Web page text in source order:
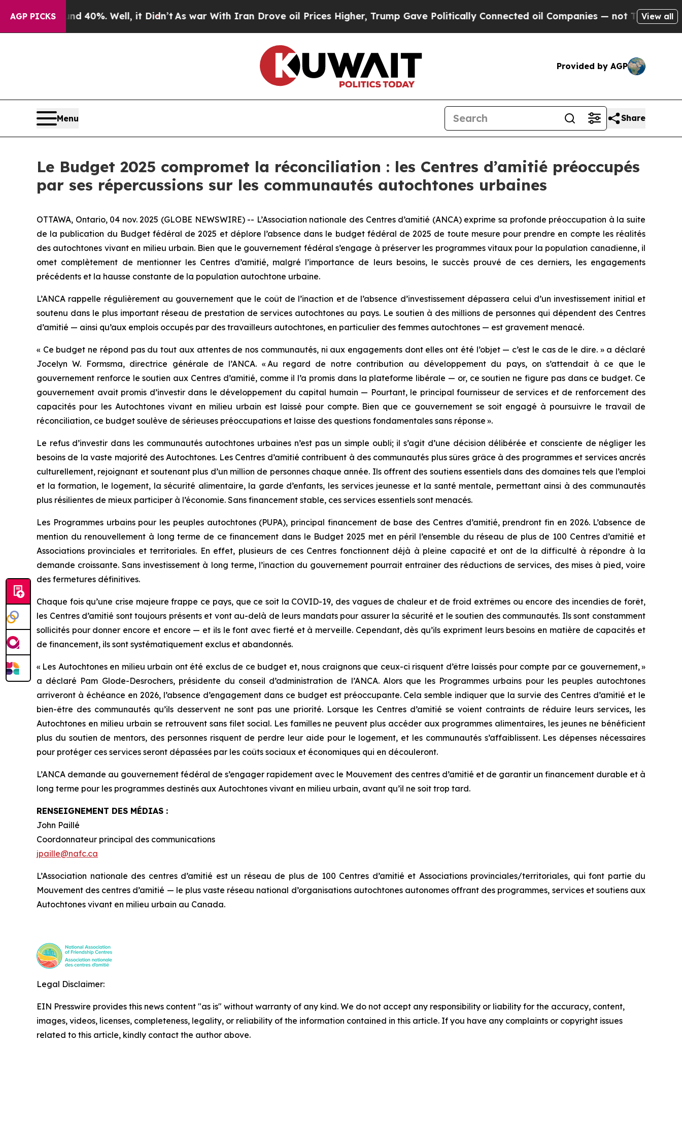
AGP PICKS
Around 40%. Well, it Didn’t As war With Iran Drove oil Prices Higher, Trump Gave Politically Connected oil Companies — not Taxpayers — the
View all
Provided by AGP
Menu Share
Le Budget 2025 compromet la réconciliation : les Centres d’amitié préoccupés
par ses répercussions sur les communautés autochtones urbaines
OTTAWA, Ontario, 04 nov. 2025 (GLOBE NEWSWIRE) -- L’Association nationale des Centres d’amitié (ANCA) exprime sa profonde préoccupation à la suite
de la publication du Budget fédéral de 2025 et déplore l’absence dans le budget fédéral de 2025 de toute mesure pour prendre en compte les réalités
des autochtones vivant en milieu urbain. Bien que le gouvernement fédéral s’engage à préserver les programmes vitaux pour la population canadienne, il
omet complètement de mentionner les Centres d’amitié, malgré l’importance de leurs besoins, le succès prouvé de ces derniers, les engagements
précédents et la hausse constante de la population autochtone urbaine.
L’ANCA rappelle régulièrement au gouvernement que le coût de l’inaction et de l’absence d’investissement dépassera celui d’un investissement initial et
soutenu dans le plus important réseau de prestation de services autochtones au pays. Le soutien à des millions de personnes qui dépendent des Centres
d’amitié — ainsi qu’aux emplois occupés par des travailleurs autochtones, en particulier des femmes autochtones — est gravement menacé.
« Ce budget ne répond pas du tout aux attentes de nos communautés, ni aux engagements dont elles ont été l’objet — c’est le cas de le dire. » a déclaré
Jocelyn W. Formsma, directrice générale de l’ANCA. « Au regard de notre contribution au développement du pays, on s’attendait à ce que le
gouvernement renforce le soutien aux Centres d’amitié, comme il l’a promis dans la plateforme libérale — or, ce soutien ne figure pas dans ce budget. Ce
gouvernement avait promis d’investir dans le développement du capital humain — Pourtant, le principal fournisseur de services et de renforcement des
capacités pour les Autochtones vivant en milieu urbain est laissé pour compte. Bien que ce gouvernement se soit engagé à poursuivre le travail de
réconciliation, ce budget soulève de sérieuses préoccupations et laisse des questions fondamentales sans réponse ».
Le refus d’investir dans les communautés autochtones urbaines n’est pas un simple oubli; il s’agit d’une décision délibérée et consciente de négliger les
besoins de la vaste majorité des Autochtones. Les Centres d’amitié contribuent à des communautés plus sûres grâce à des programmes et services ancrés
culturellement, rejoignant et soutenant plus d’un million de personnes chaque année. Ils offrent des soutiens essentiels dans des domaines tels que l’emploi
et la formation, le logement, la sécurité alimentaire, la garde d’enfants, les services jeunesse et la santé mentale, permettant ainsi à des communautés
plus résilientes de mieux participer à l’économie. Sans financement stable, ces services essentiels sont menacés.
Les Programmes urbains pour les peuples autochtones (PUPA), principal financement de base des Centres d’amitié, prendront fin en 2026. L’absence de
mention du renouvellement à long terme de ce financement dans le Budget 2025 met en péril l’ensemble du réseau de plus de 100 Centres d’amitié et
Associations provinciales et territoriales. En effet, plusieurs de ces Centres fonctionnent déjà à pleine capacité et ont de la difficulté à répondre à la
demande croissante. Sans investissement à long terme, l’inaction du gouvernement pourrait entraîner des réductions de services, des mises à pied, voire
des fermetures définitives.
Chaque fois qu’une crise majeure frappe ce pays, que ce soit la COVID-19, des vagues de chaleur et de froid extrêmes ou encore des incendies de forêt,
les Centres d’amitié sont toujours présents et vont au-delà de leurs mandats pour assurer la sécurité et le soutien des communautés. Ils sont constamment
sollicités pour donner encore et encore — et ils le font avec fierté et à merveille. Cependant, dès qu’ils expriment leurs besoins en matière de capacités et
de financement, ils sont systématiquement exclus et abandonnés.
« Les Autochtones en milieu urbain ont été exclus de ce budget et, nous craignons que ceux-ci risquent d’être laissés pour compte par ce gouvernement, »
a déclaré Pam Glode-Desrochers, présidente du conseil d’administration de l’ANCA. Alors que les Programmes urbains pour les peuples autochtones
arriveront à échéance en 2026, l’absence d’engagement dans ce budget est préoccupante. Cela semble indiquer que la survie des Centres d’amitié et le
bien-être des communautés qu’ils desservent ne sont pas une priorité. Lorsque les Centres d’amitié se voient contraints de réduire leurs services, les
Autochtones en milieu urbain se retrouvent sans filet social. Les familles ne peuvent plus accéder aux programmes alimentaires, les jeunes ne bénéficient
plus du soutien de mentors, des personnes risquent de perdre leur aide pour le logement, et les communautés s’affaiblissent. Les dépenses nécessaires
pour protéger ces services seront dépassées par les coûts sociaux et économiques qui en découleront.
L’ANCA demande au gouvernement fédéral de s’engager rapidement avec le Mouvement des centres d’amitié et de garantir un financement durable et à
long terme pour les programmes destinés aux Autochtones vivant en milieu urbain, avant qu’il ne soit trop tard.
RENSEIGNEMENT DES MÉDIAS :
John Paillé
Coordonnateur principal des communications
jpaille@nafc.ca
L’Association nationale des centres d’amitié est un réseau de plus de 100 Centres d’amitié et Associations provinciales/territoriales, qui font partie du
Mouvement des centres d’amitié — le plus vaste réseau national d’organisations autochtones autonomes offrant des programmes, services et soutiens aux
Autochtones vivant en milieu urbain au Canada.
Legal Disclaimer:
EIN Presswire provides this news content "as is" without warranty of any kind. We do not accept any responsibility or liability for the accuracy, content,
images, videos, licenses, completeness, legality, or reliability of the information contained in this article. If you have any complaints or copyright issues
related to this article, kindly contact the author above.